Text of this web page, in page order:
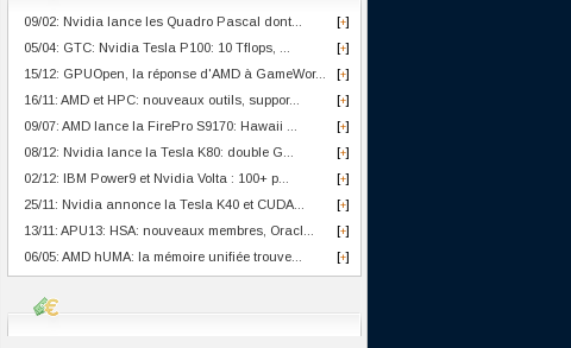
[+]
09/02: Nvidia lance les Quadro Pascal dont...
[+]
05/04: GTC: Nvidia Tesla P100: 10 Tflops, ...
[+]
15/12: GPUOpen, la réponse d'AMD à GameWor...
[+]
16/11: AMD et HPC: nouveaux outils, suppor...
[+]
09/07: AMD lance la FirePro S9170: Hawaii ...
[+]
08/12: Nvidia lance la Tesla K80: double G...
[+]
02/12: IBM Power9 et Nvidia Volta : 100+ p...
[+]
25/11: Nvidia annonce la Tesla K40 et CUDA...
[+]
13/11: APU13: HSA: nouveaux membres, Oracl...
[+]
06/05: AMD hUMA: la mémoire unifiée trouve...